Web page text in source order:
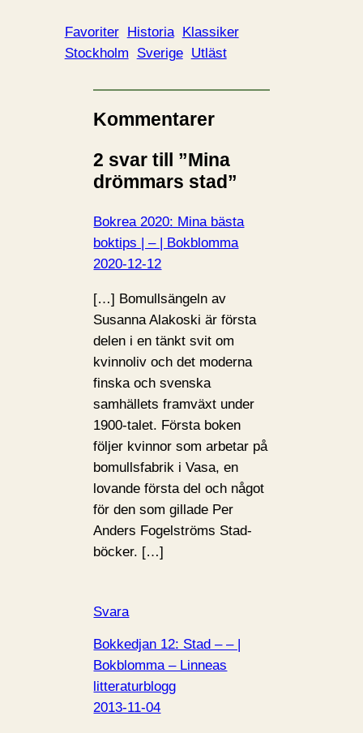
Favoriter Historia Klassiker
Stockholm
Sverige Utläst
Kommentarer
2 svar till ”Mina
drömmars stad”
Bokrea 2020: Mina bästa
boktips | – | Bokblomma
2020-12-12
[…] Bomullsängeln av
Susanna Alakoski är första
delen i en tänkt svit om
kvinnoliv och det moderna
finska och svenska
samhällets framväxt under
1900-talet. Första boken
följer kvinnor som arbetar på
bomullsfabrik i Vasa, en
lovande första del och något
för den som gillade Per
Anders Fogelströms Stad-
böcker. […]
Svara
Bokkedjan 12: Stad – – |
Bokblomma – Linneas
litteraturblogg
2013-11-04